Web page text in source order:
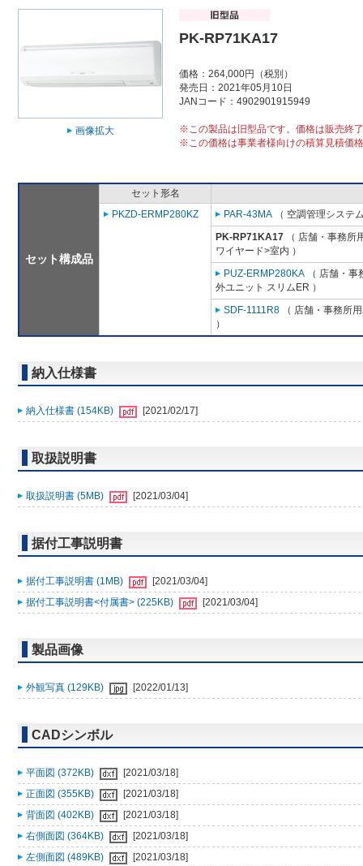
画像拡大
PK-RP71KA17
価格：264,000円（税別）
発売日：2021年05月10日
JANコード：4902901915949
※この製品は旧型品です。価格は販売終
※この価格は事業者様向けの積算見積価
セット構成品
セット形名
PKZD-ERMP280KZ
PAR-43MA （ 空調管理システ
PK-RP71KA17 （ 店舗・事務所
ワイヤード>室内 ）
PUZ-ERMP280KA （ 店舗・
外ユニット スリムER ）
SDF-1111R8 （ 店舗・事務所
）
納入仕様書
納入仕様書 (154KB) [2021/02/17]
取扱説明書
取扱説明書 (5MB) [2021/03/04]
据付工事説明書
据付工事説明書 (1MB)
[2021/03/04]
据付工事説明書<付属書> (225KB)
[2021/03/04]
製品画像
外観写真 (129KB) [2022/01/13]
CADシンボル
平面図 (372KB)
[2021/03/18]
正面図 (355KB)
[2021/03/18]
背面図 (402KB)
[2021/03/18]
右側面図 (364KB)
[2021/03/18]
左側面図 (489KB)
[2021/03/18]